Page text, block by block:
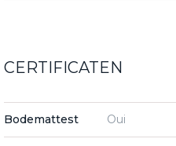
CERTIFICATEN
Bodemattest Oui